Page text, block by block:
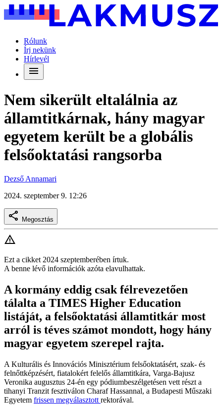
Rólunk
Írj nekünk
Hírlevél
Nem sikerült eltalálnia az
államtitkárnak, hány magyar
egyetem került be a globális
felsőoktatási rangsorba
Dezső Annamari
2024. szeptember 9. 12:26
Megosztás
Ezt a cikket 2024 szeptemberében írtuk.
A benne lévő információk azóta elavulhattak.
A kormány eddig csak félrevezetően
tálalta a TIMES Higher Education
listáját, a felsőoktatási államtitkár most
arról is téves számot mondott, hogy hány
magyar egyetem szerepel rajta.
A Kulturális és Innovációs Minisztérium felsőoktatásért, szak- és
felnőttképzésért, fiatalokért felelős államtitkára, Varga-Bajusz
Veronika augusztus 24-én egy pódiumbeszélgetésen vett részt a
tihanyi Tranzit fesztiválon Charaf Hassannal, a Budapesti Műszaki
Egyetem frissen megválasztott rektorával.